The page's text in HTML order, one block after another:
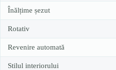
Înălțime șezut
Rotativ
Revenire automată
Stilul interiorului